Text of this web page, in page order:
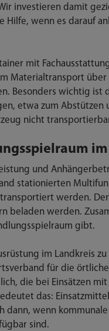
investieren damit
wenn es darauf
mit
Materialtransport
Besonders wichtig ist
etwa zum Abstützen
nicht
und
stationierten
werden.
beladen werden.
gibt.
im Landkreis
für die
die bei Einsätzen mit
das:
wenn kommunale
sind.